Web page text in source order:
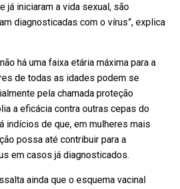
já iniciaram a vida sexual, são
diagnosticadas com o vírus”, explica
há uma faixa etária máxima para a
de todas as idades podem se
pela chamada proteção
a eficácia contra outras cepas do
indícios de que, em mulheres mais
possa até contribuir para a
em casos já diagnosticados.
ainda que o esquema vacinal